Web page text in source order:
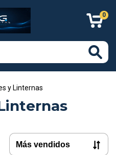
0
y Linternas